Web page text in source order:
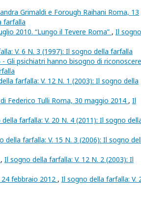
Grimaldi e Forough Raihani Roma, 13
farfalla
2010. “Lungo il Tevere Roma” , Il sogno
V. 6 N. 3 (1997): Il sogno della farfalla
Gli psichiatri hanno bisogno di
farfalla: V. 12 N. 1 (2003): Il sogno della
Federico Tulli Roma, 30 maggio 2014 , Il
farfalla: V. 20 N. 4 (2011): Il sogno
della farfalla: V. 15 N. 3 (2006): Il sogno
, Il sogno della farfalla: V. 12 N. 2 (2003): Il
febbraio 2012 , Il sogno della farfalla: V.